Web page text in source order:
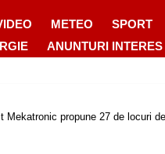
METEO SPORT
ANUNTURI
Mekatronic propune 27 de locuri